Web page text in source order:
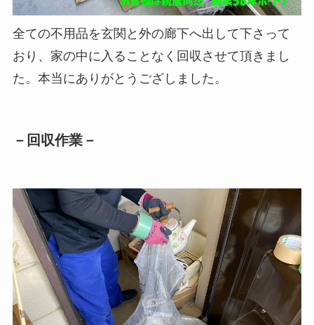
全ての不用品を玄関と外の廊下へ出して下さって
おり、家の中に入ることなく回収させて頂きまし
た。本当にありがとうござしました。
－回収作業－